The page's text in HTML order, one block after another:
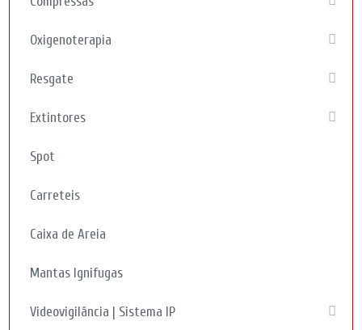
Oxigenoterapia
Resgate
Extintores
Spot
Carreteis
Caixa de Areia
Mantas Ignifugas
Videovigilância | Sistema IP